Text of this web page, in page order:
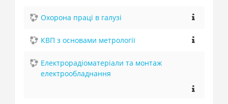
Охорона праці в галузі
КВП з основами метрології
Електрорадіоматеріали та монтаж
електрообладнання